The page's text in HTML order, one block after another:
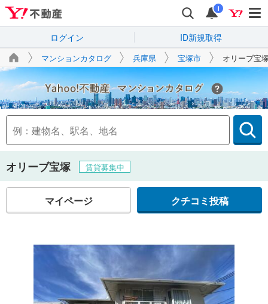
i
ログイン ID新規取得
マンションカタログ 兵庫県 宝塚市 オリーブ宝
Yahoo!不動産
オリーブ宝塚 賃貸募集中
マイページ クチコミ投稿